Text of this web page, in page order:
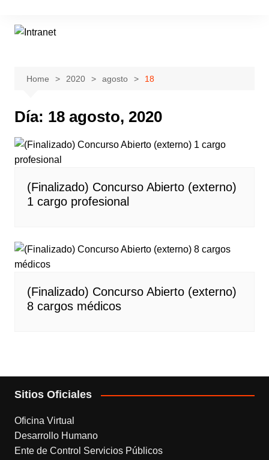
content
Home 2020 agosto 18
Día: 18 agosto, 2020
(Finalizado) Concurso Abierto (externo)
1 cargo profesional
(Finalizado) Concurso Abierto (externo)
8 cargos médicos
Sitios Oficiales
Oficina Virtual
Desarrollo Humano
Ente de Control Servicios Públicos